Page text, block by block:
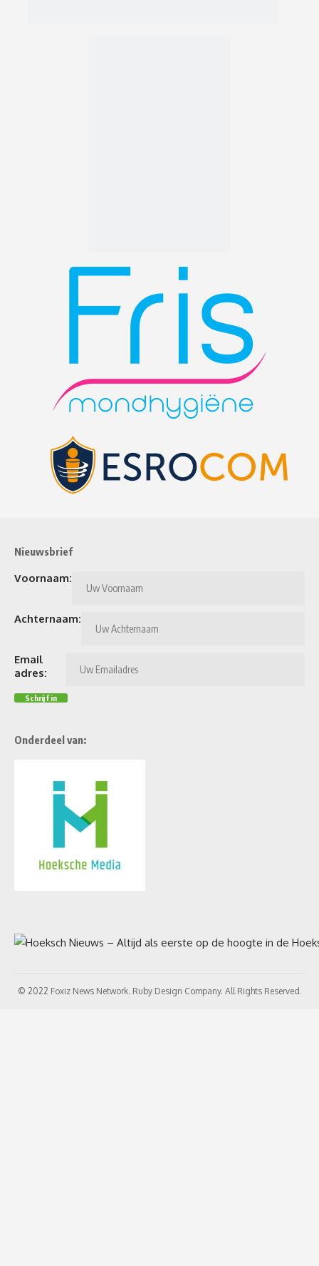
Nieuwsbrief
Voornaam:
Achternaam:
Email
adres:
Onderdeel van:
© 2022 Foxiz News Network. Ruby Design Company. All Rights Reserved.